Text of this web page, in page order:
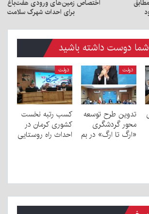
اختصاص زمین‌های ورودی هفت‌باغ
برای احداث شهرک سلامت
دوست داشته باشید
دولت
تدوین طرح توسعه
محور گردشگری
«ارگ تا ارگ» در بم
دولت
کسب رتبه نخست
کشوری کرمان در
احداث راه روستایی